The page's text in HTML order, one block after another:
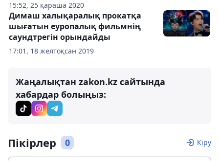
15:52, 25 қараша 2020
17:01, 18 желтоқсан 2019
Димаш халықаралық прокатқа
шығатын еуропалық фильмнің
саундтрегін орындайды
Жаңалықтан zakon.kz сайтында
хабардар болыңыз:
Пікірлер 0 Кіру